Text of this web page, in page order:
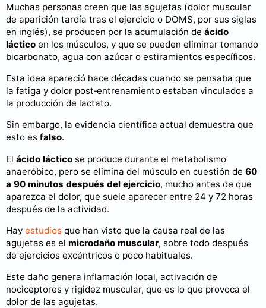
Muchas personas creen que las agujetas (dolor muscular
de aparición tardía tras el ejercicio o DOMS, por sus siglas
en inglés), se producen por la acumulación de ácido
láctico en los músculos, y que se pueden eliminar tomando
bicarbonato, agua con azúcar o estiramientos específicos.
Esta idea apareció hace décadas cuando se pensaba que
la fatiga y dolor post‑entrenamiento estaban vinculados a
la producción de lactato.
Sin embargo, la evidencia científica actual demuestra que
esto es falso.
El ácido láctico se produce durante el metabolismo
anaeróbico, pero se elimina del músculo en cuestión de 60
a 90 minutos después del ejercicio, mucho antes de que
aparezca el dolor, que suele aparecer entre 24 y 72 horas
después de la actividad.
Hay estudios que han visto que la causa real de las
agujetas es el microdaño muscular, sobre todo después
de ejercicios excéntricos o poco habituales.
Este daño genera inflamación local, activación de
nociceptores y rigidez muscular, que es lo que provoca el
dolor de las agujetas.